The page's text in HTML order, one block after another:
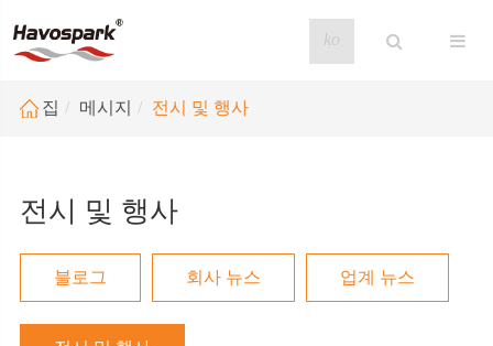
ko
집 메시지 전시 및 행사
전시 및 행사
블로그 회사 뉴스 업계 뉴스